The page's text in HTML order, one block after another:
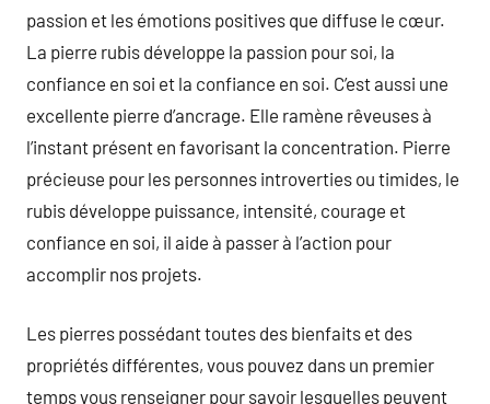
passion et les émotions positives que diffuse le cœur.
La pierre rubis développe la passion pour soi, la
confiance en soi et la confiance en soi. C’est aussi une
excellente pierre d’ancrage. Elle ramène rêveuses à
l’instant présent en favorisant la concentration. Pierre
précieuse pour les personnes introverties ou timides, le
rubis développe puissance, intensité, courage et
confiance en soi, il aide à passer à l’action pour
accomplir nos projets.
Les pierres possédant toutes des bienfaits et des
propriétés différentes, vous pouvez dans un premier
temps vous renseigner pour savoir lesquelles peuvent